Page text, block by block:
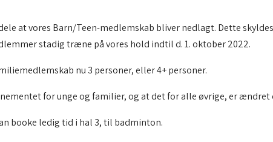
at vores Barn/Teen-medlemskab bliver nedlagt. Dette
stadig træne på vores hold indtil d. 1. oktober 2022.
nu 3 personer, eller 4+ personer.
for unge og familier, og at det for alle øvrige, er ændret
booke ledig tid i hal 3, til badminton.